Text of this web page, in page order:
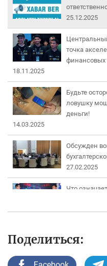
25.12.2025
точка
финансовых
18.11.2025
Будьте
ловушку
деньги!
14.03.2025
Обсужден
27.02.2025
Что
30.07.2024
ЛЕТ
Поделиться: